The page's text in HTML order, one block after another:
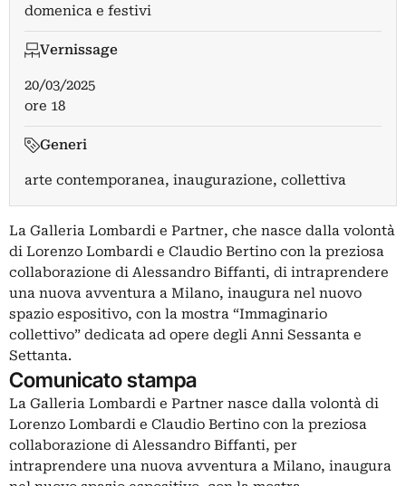
domenica e festivi
Vernissage
20/03/2025
ore 18
Generi
arte contemporanea, inaugurazione, collettiva
La Galleria Lombardi e Partner, che nasce dalla volontà
di Lorenzo Lombardi e Claudio Bertino con la preziosa
collaborazione di Alessandro Biffanti, di intraprendere
una nuova avventura a Milano, inaugura nel nuovo
spazio espositivo, con la mostra “Immaginario
collettivo” dedicata ad opere degli Anni Sessanta e
Settanta.
Comunicato stampa
La Galleria Lombardi e Partner nasce dalla volontà di
Lorenzo Lombardi e Claudio Bertino con la preziosa
collaborazione di Alessandro Biffanti, per
intraprendere una nuova avventura a Milano, inaugura